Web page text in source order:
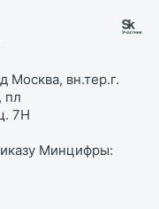
Москва, вн.тер.г.
пл
7Н
Минцифры: